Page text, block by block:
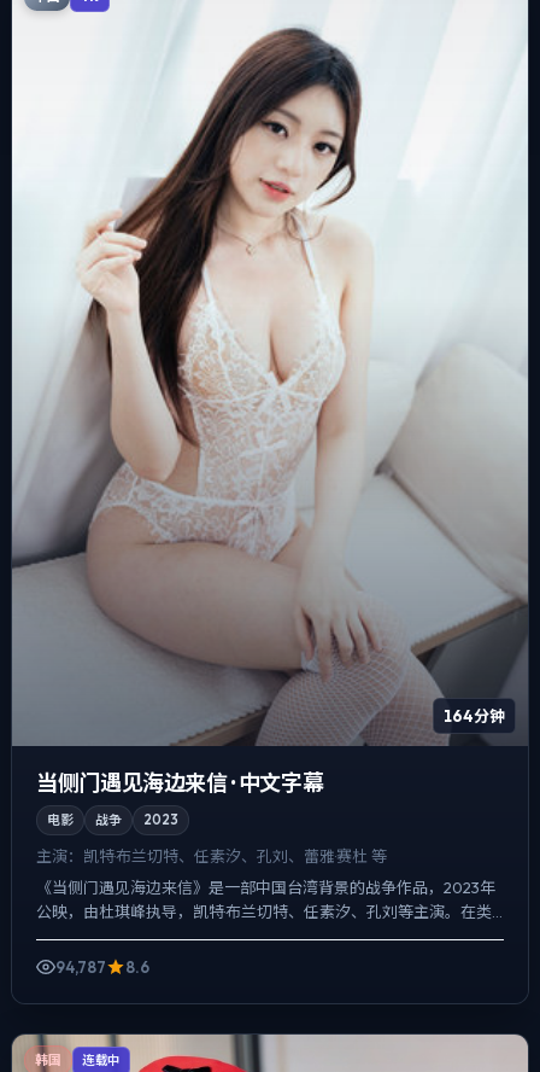
164分钟
当侧门遇见海边来信 · 中文字幕
电影 战争 2023
主演： 凯特·布兰切特、任素汐、孔刘、蕾雅·赛杜 等
《当侧门遇见海边来信》是一部中国台湾背景的战争作品，2023年
公映，由杜琪峰执导，凯特·布兰切特、任素汐、孔刘等主演。在类
型片框架里埋入作者式旁白与留白，冲突并非来自夸张奇观，...
94,787
8.6
韩国 连载中